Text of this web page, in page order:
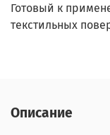
Готовый к
текстильных
Описание